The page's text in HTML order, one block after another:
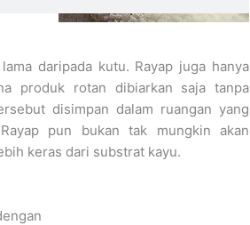
daripada kutu. Rayap juga hanya
produk rotan dibiarkan saja tanpa
disimpan dalam ruangan yang
pun bukan tak mungkin akan
keras dari substrat kayu.